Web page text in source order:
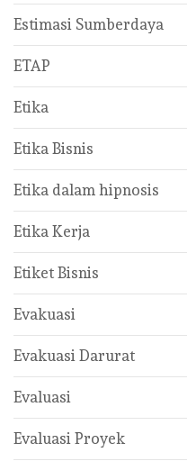
Estimasi Sumberdaya
ETAP
Etika
Etika Bisnis
Etika dalam hipnosis
Etika Kerja
Etiket Bisnis
Evakuasi
Evakuasi Darurat
Evaluasi
Evaluasi Proyek